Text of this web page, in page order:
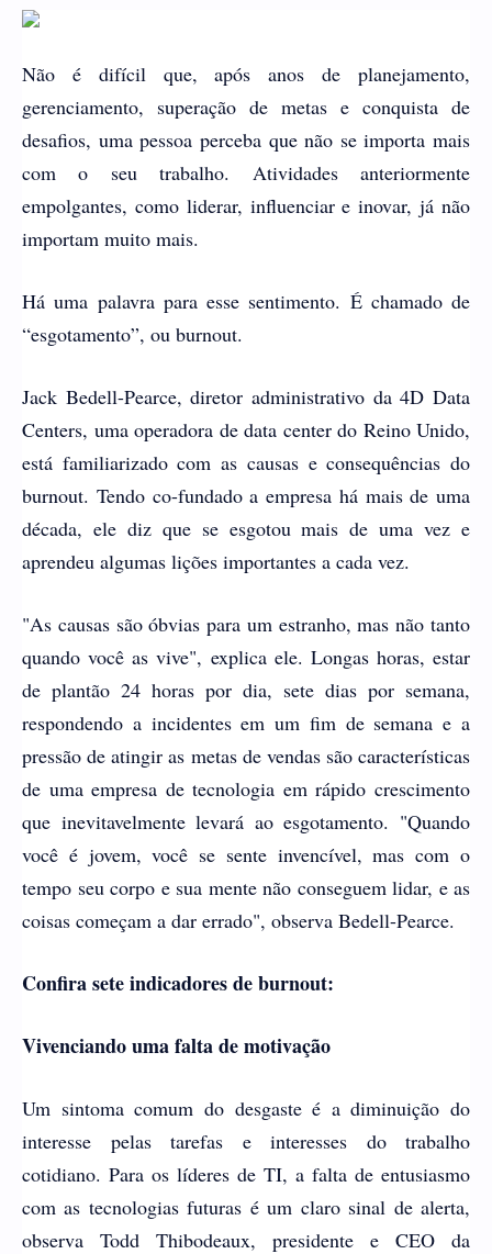
Não é difícil que, após anos de planejamento,
gerenciamento, superação de metas e conquista de
desafios, uma pessoa perceba que não se importa mais
com o seu trabalho. Atividades anteriormente
empolgantes, como liderar, influenciar e inovar, já não
importam muito mais.
Há uma palavra para esse sentimento. É chamado de
“esgotamento”, ou burnout.
Jack Bedell-Pearce, diretor administrativo da 4D Data
Centers, uma operadora de data center do Reino Unido,
está familiarizado com as causas e consequências do
burnout. Tendo co-fundado a empresa há mais de uma
década, ele diz que se esgotou mais de uma vez e
aprendeu algumas lições importantes a cada vez.
"As causas são óbvias para um estranho, mas não tanto
quando você as vive", explica ele. Longas horas, estar
de plantão 24 horas por dia, sete dias por semana,
respondendo a incidentes em um fim de semana e a
pressão de atingir as metas de vendas são características
de uma empresa de tecnologia em rápido crescimento
que inevitavelmente levará ao esgotamento. "Quando
você é jovem, você se sente invencível, mas com o
tempo seu corpo e sua mente não conseguem lidar, e as
coisas começam a dar errado", observa Bedell-Pearce.
Confira sete indicadores de burnout:
Vivenciando uma falta de motivação
Um sintoma comum do desgaste é a diminuição do
interesse pelas tarefas e interesses do trabalho
cotidiano. Para os líderes de TI, a falta de entusiasmo
com as tecnologias futuras é um claro sinal de alerta,
observa Todd Thibodeaux, presidente e CEO da